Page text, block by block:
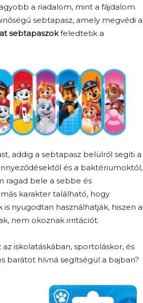
a riadalom, mint a fájdalom.
sebtapasz, amely megvédi a
sebtapaszokfeledtetik a
addig a sebtapasz belülről segíti a
és a baktériumoktól,
ragad bele a sebbe és
karakter található, hogy
nyugodtan használhatják, hiszen a
nem okoznak irritációt.
iskolatáskában, sportoláskor, és
barátot hívná segítségül a bajban?